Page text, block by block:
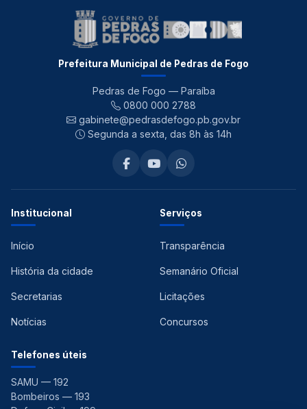
Prefeitura Municipal de Pedras de Fogo
Pedras de Fogo — Paraíba
0800 000 2788
gabinete@pedrasdefogo.pb.gov.br
Segunda a sexta, das 8h às 14h
Institucional
Início
História da cidade
Secretarias
Notícias
Serviços
Transparência
Semanário Oficial
Licitações
Concursos
Telefones úteis
SAMU — 192
Bombeiros — 193